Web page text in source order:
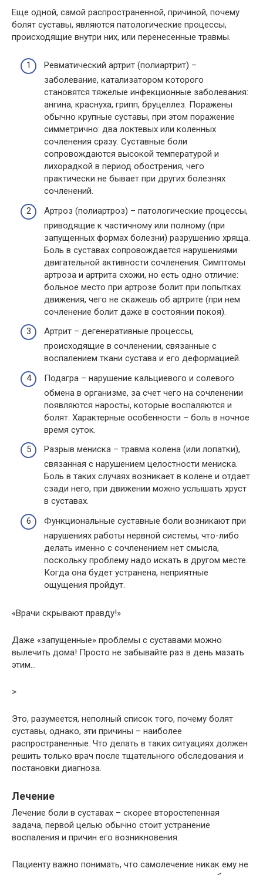
Еще одной, самой распространенной, причиной, почему
болят суставы, являются патологические процессы,
происходящие внутри них, или перенесенные травмы.
Ревматический артрит (полиартрит) –
заболевание, катализатором которого
становятся тяжелые инфекционные заболевания:
ангина, краснуха, грипп, бруцеллез. Поражены
обычно крупные суставы, при этом поражение
симметрично: два локтевых или коленных
сочленения сразу. Суставные боли
сопровождаются высокой температурой и
лихорадкой в период обострения, чего
практически не бывает при других болезнях
сочленений.
Артроз (полиартроз) – патологические процессы,
приводящие к частичному или полному (при
запущенных формах болезни) разрушению хряща.
Боль в суставах сопровождается нарушениями
двигательной активности сочленения. Симптомы
артроза и артрита схожи, но есть одно отличие:
больное место при артрозе болит при попытках
движения, чего не скажешь об артрите (при нем
сочленение болит даже в состоянии покоя).
Артрит – дегенеративные процессы,
происходящие в сочленении, связанные с
воспалением ткани сустава и его деформацией.
Подагра – нарушение кальциевого и солевого
обмена в организме, за счет чего на сочленении
появляются наросты, которые воспаляются и
болят. Характерные особенности – боль в ночное
время суток.
Разрыв мениска – травма колена (или лопатки),
связанная с нарушением целостности мениска.
Боль в таких случаях возникает в колене и отдает
сзади него, при движении можно услышать хруст
в суставах.
Функциональные суставные боли возникают при
нарушениях работы нервной системы, что-либо
делать именно с сочленением нет смысла,
поскольку проблему надо искать в другом месте.
Когда она будет устранена, неприятные
ощущения пройдут.
«Врачи скрывают правду!»
Даже «запущенные» проблемы с суставами можно
вылечить дома! Просто не забывайте раз в день мазать
этим…
>
Это, разумеется, неполный список того, почему болят
суставы, однако, эти причины – наиболее
распространенные. Что делать в таких ситуациях должен
решить только врач после тщательного обследования и
постановки диагноза.
Лечение
Лечение боли в суставах – скорее второстепенная
задача, первой целью обычно стоит устранение
воспаления и причин его возникновения.
Пациенту важно понимать, что самолечение никак ему не